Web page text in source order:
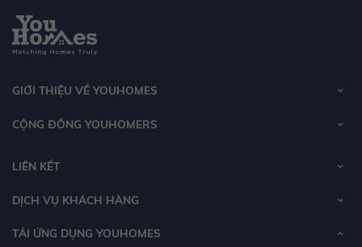
GIỚI THIỆU VỀ YOUHOMES
CỘNG ĐỒNG YOUHOMERS
LIÊN KẾT
DỊCH VỤ KHÁCH HÀNG
TẢI ỨNG DỤNG YOUHOMES